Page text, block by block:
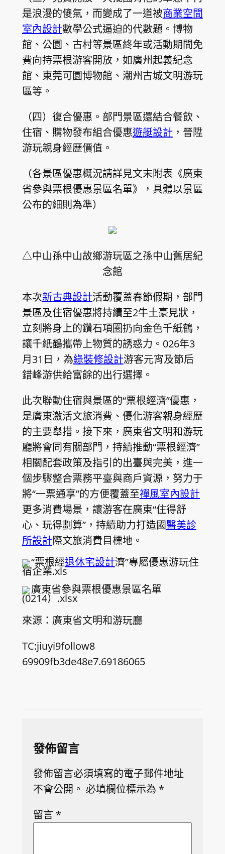
是浪漫的傻氣，而變成了一道被商業空間
室內設計數學公式逼迫的代數題。博物
館、公園、古村等景區終年或活動期間免
費向持票根游客開放，如廣州起義紀念
館、東莞可園博物館、潮州古城文明游玩
區等。
（四）復合優惠。部門景區還結合餐飲、
住宿、購物發布組合優惠遊艇設計 ，晉陞
游玩親身經歷價值。
（各景區優惠概況請詳見文末附表《廣東
省參與票根優惠景區名單》，具體以景區
公布的細則為準）
△中山孫中山故鄉游玩區之孫中山舊居紀
念館
本次新古典設計活動覆蓋春節假期，部門
景區及住宿優惠將持續至2牛土豪見狀，
立刻將身上的鑽石項圈扔向金色千紙鶴，
讓千紙鶴攜帶上物質的誘惑力。026年3
月31日，為綠裝修設計游客元宵及節后
錯峰游供給富餘的出行選擇。
此次聯動住宿與景區的“票根經濟”優惠，
是廣東激活文旅消費、優化游客親身經歷
的主要舉措。接下來，廣東省文明和游玩
廳將會同有關部門，持續推動“票根經濟”
相關配套政策及指引的出臺與完美，進一
個步驟整合票務平臺與商戶資源，努力于
將“一票通享”的方便覆蓋至禪風室內設計
更多消費場景，讓游客在廣東“住得舒
心、玩得劃算”，持續助力打造國醫美診
所設計際文旅消費目標地。
“票根經退休宅設計濟”專屬優惠游玩住
宿企業.xls
廣東省參與票根優惠景區名單
(0214）.xlsx
來源：廣東省文明和游玩廳
TC:jiuyi9follow8
69909fb3de48e7.69186065
發佈留言
發佈留言必須填寫的電子郵件地址
不會公開。 必填欄位標示為 *
留言 *